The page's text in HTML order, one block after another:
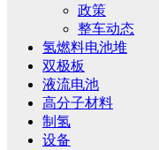
政策
整车动态
氢燃料电池堆
双极板
液流电池
高分子材料
制氢
设备